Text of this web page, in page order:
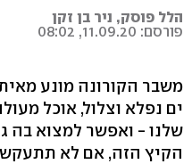
הלל פוסק, ניר בן זקן
פורסם: 11.09.20, 08:02
משבר הקורונה מונע
ים נפלא וצלול, אוכל
שלנו - ואפשר למצוא בה
הקיץ הזה, אם לא